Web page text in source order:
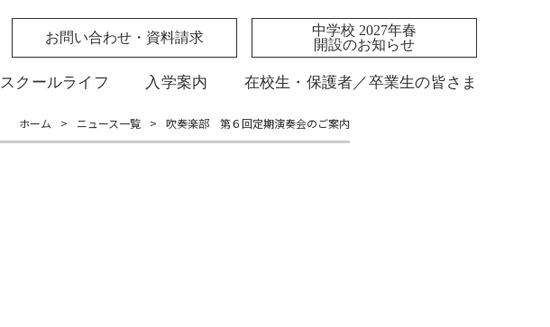
お問い合わせ・資料請求
中学校 2027年春
開設のお知らせ
スクールライフ 入学案内 在校生・保護者／卒業生の皆さま
ホーム > ニュース一覧 > 吹奏楽部 第６回定期演奏会のご案内